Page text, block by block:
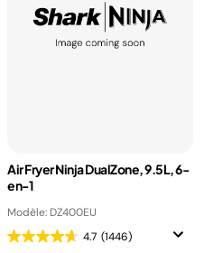
Air Fryer Ninja DualZone, 9.5L, 6-
en-1
Modèle: DZ400EU
4.7 (1446)